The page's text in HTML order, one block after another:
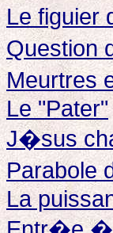
Le
Question
Meurtres
Le "Pater"
J�sus
Parabole
La